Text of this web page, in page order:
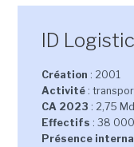
ID
Création : 2001
Activité:
CA 2023 : 2,75
Effectifs : 38
Présence